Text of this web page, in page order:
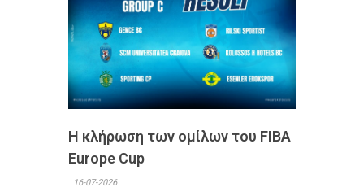
Η κλήρωση των ομίλων του FIBA
Europe Cup
16-07-2026